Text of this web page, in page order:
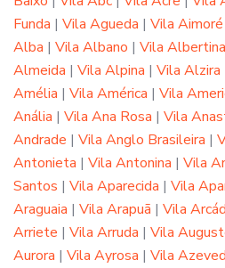
Funda | Vila Agueda | Vila Aimoré
Alba | Vila Albano | Vila Albertina
Almeida | Vila Alpina | Vila Alzira
Amélia | Vila América | Vila
Anália | Vila Ana Rosa | Vila
Andrade | Vila Anglo Brasileira |
Antonieta | Vila Antonina | Vila
Santos | Vila Aparecida | Vila
Araguaia | Vila Arapuã | Vila
Arriete | Vila Arruda | Vila
Aurora | Vila Ayrosa | Vila